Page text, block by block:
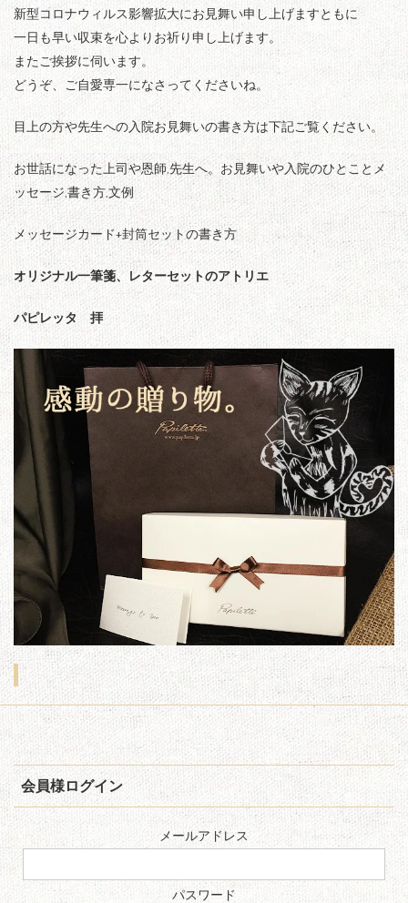
新型コロナウィルス影響拡大にお見舞い申し上げますともに
一日も早い収束を心よりお祈り申し上げます。
またご挨拶に伺います。
どうぞ、ご自愛専一になさってくださいね。
目上の方や先生への入院お見舞いの書き方は下記ご覧ください。
お世話になった上司や恩師,先生へ。お見舞いや入院のひとことメ
ッセージ,書き方,文例
メッセージカード+封筒セットの書き方
オリジナル一筆箋、レターセットのアトリエ
パピレッタ 拝
会員様ログイン
メールアドレス
パスワード